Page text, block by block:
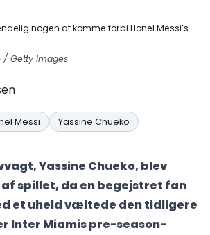
/ Getty Images
Messi Yassine Chueko
Yassine Chueko, blev
spillet, da en begejstret fan
et uheld væltede den tidligere
Inter Miamis pre-season-